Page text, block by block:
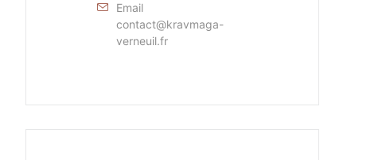
Email
contact@kravmaga-
verneuil.fr